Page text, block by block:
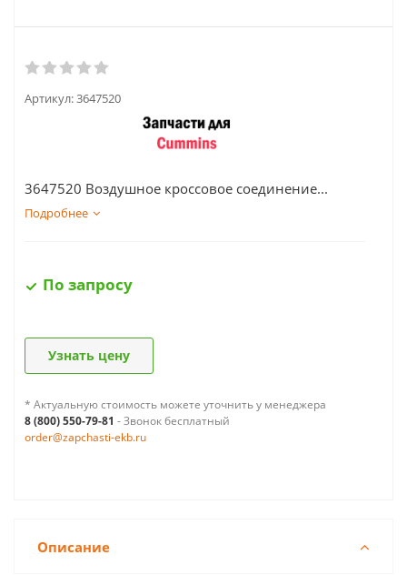
Артикул:3647520
3647520 Воздушное кроссовое соединение...
Подробнее
По запросу
Узнать цену
* Актуальную стоимость можете уточнить у менеджера
8 (800) 550-79-81 - Звонок бесплатный
order@zapchasti-ekb.ru
Описание